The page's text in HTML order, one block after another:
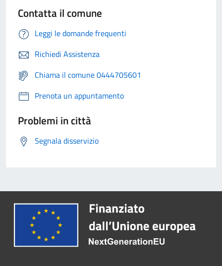
Contatta il comune
Leggi le domande frequenti
Richiedi Assistenza
Chiama il comune 0444705601
Prenota un appuntamento
Problemi in città
Segnala disservizio